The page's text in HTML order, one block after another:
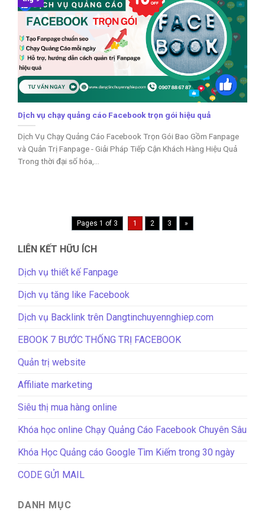
Dịch vụ chạy quảng cáo Facebook trọn gói hiệu quả
Dịch Vụ Chạy Quảng Cáo Facebook Trọn Gói Bao Gồm Fanpage
và Quản Trị Fanpage - Giải Pháp Tiếp Cận Khách Hàng Hiệu Quả
Trong thời đại số hóa,...
Pages 1 of 3 1 2 3 »
LIÊN KẾT HỮU ÍCH
Dịch vụ thiết kế Fanpage
Dịch vụ tăng like Facebook
Dịch vụ Backlink trên Dangtinchuyennghiep.com
EBOOK 7 BƯỚC THỐNG TRỊ FACEBOOK
Quản trị website
Affiliate marketing
Siêu thị mua hàng online
Khóa học online Chạy Quảng Cáo Facebook Chuyên Sâu
Khóa Học Quảng cáo Google Tìm Kiếm trong 30 ngày
CODE GỬI MAIL
DANH MỤC